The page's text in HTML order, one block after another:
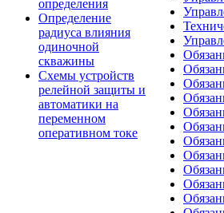
определения
Определение
радиуса влияния
одиночной
скважины
Схемы устройств
релейной защиты и
автоматики на
переменном
оперативном токе